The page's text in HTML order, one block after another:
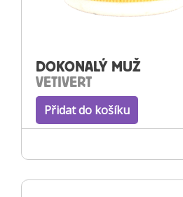
DOKONALÝ MUŽ
VETIVERT
Přidat do košíku